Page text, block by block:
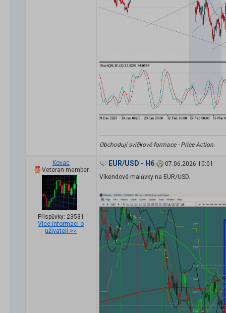
Obchoduji svíčkové formace - Price Action.
Kovac
Veteran member
Příspěvky: 23531
Více informací o
uživateli >>
EUR/USD - H6
07.06.2026 10:01
Víkendové malůvky na EUR/USD.